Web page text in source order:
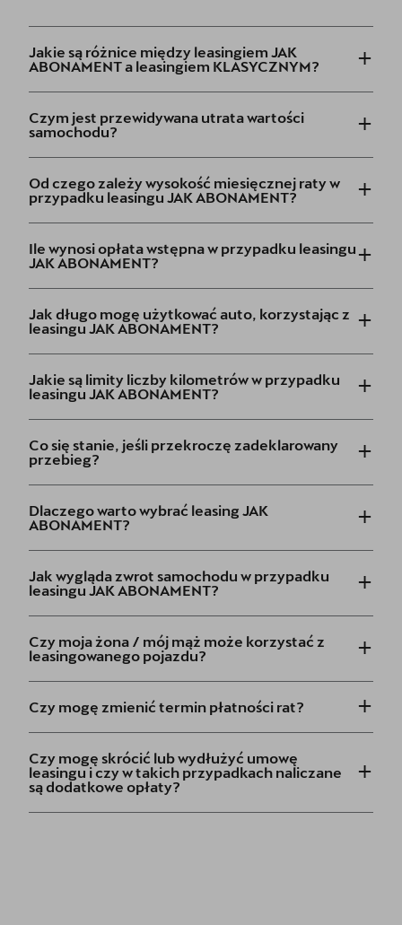
Jakie są różnice między leasingiem JAK
ABONAMENT a leasingiem KLASYCZNYM?
+
Czym jest przewidywana utrata wartości
samochodu?
+
Od czego zależy wysokość miesięcznej raty w
przypadku leasingu JAK ABONAMENT?
+
Ile wynosi opłata wstępna w przypadku leasingu
JAK ABONAMENT?
+
Jak długo mogę użytkować auto, korzystając z
leasingu JAK ABONAMENT?
+
Jakie są limity liczby kilometrów w przypadku
leasingu JAK ABONAMENT?
+
Co się stanie, jeśli przekroczę zadeklarowany
przebieg?
+
Dlaczego warto wybrać leasing JAK
ABONAMENT?
+
Jak wygląda zwrot samochodu w przypadku
leasingu JAK ABONAMENT?
+
Czy moja żona / mój mąż może korzystać z
leasingowanego pojazdu?
+
Czy mogę zmienić termin płatności rat? +
Czy mogę skrócić lub wydłużyć umowę
leasingu i czy w takich przypadkach naliczane
są dodatkowe opłaty?
+